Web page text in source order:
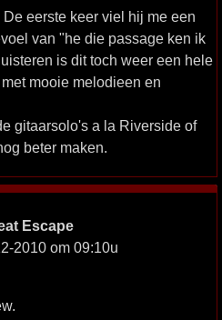
eerste keer viel hij me een
van "he die passage ken ik
is dit toch weer een hele
mooie melodieen en
gitaarsolo's a la Riverside of
beter maken.
Escape
2010 om 09:10u